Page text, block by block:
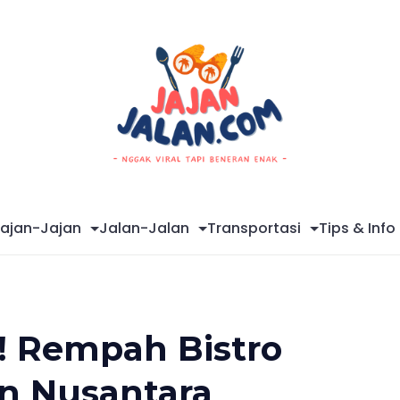
Jajan Jalan-Jalan Transportasi Tips & Info
Rempah Bistro